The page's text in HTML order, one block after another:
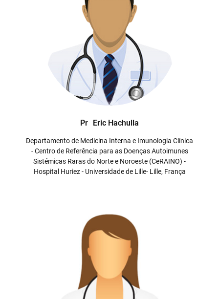
Pr Eric Hachulla
Departamento de Medicina Interna e Imunologia Clínica
- Centro de Referência para as Doenças Autoimunes
Sistémicas Raras do Norte e Noroeste (CeRAINO) -
Hospital Huriez - Universidade de Lille- Lille, França